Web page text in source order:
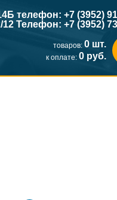
телефон: +7 (3952)
Телефон: +7 (3952)
товаров: 0 шт.
к оплате: 0 руб.